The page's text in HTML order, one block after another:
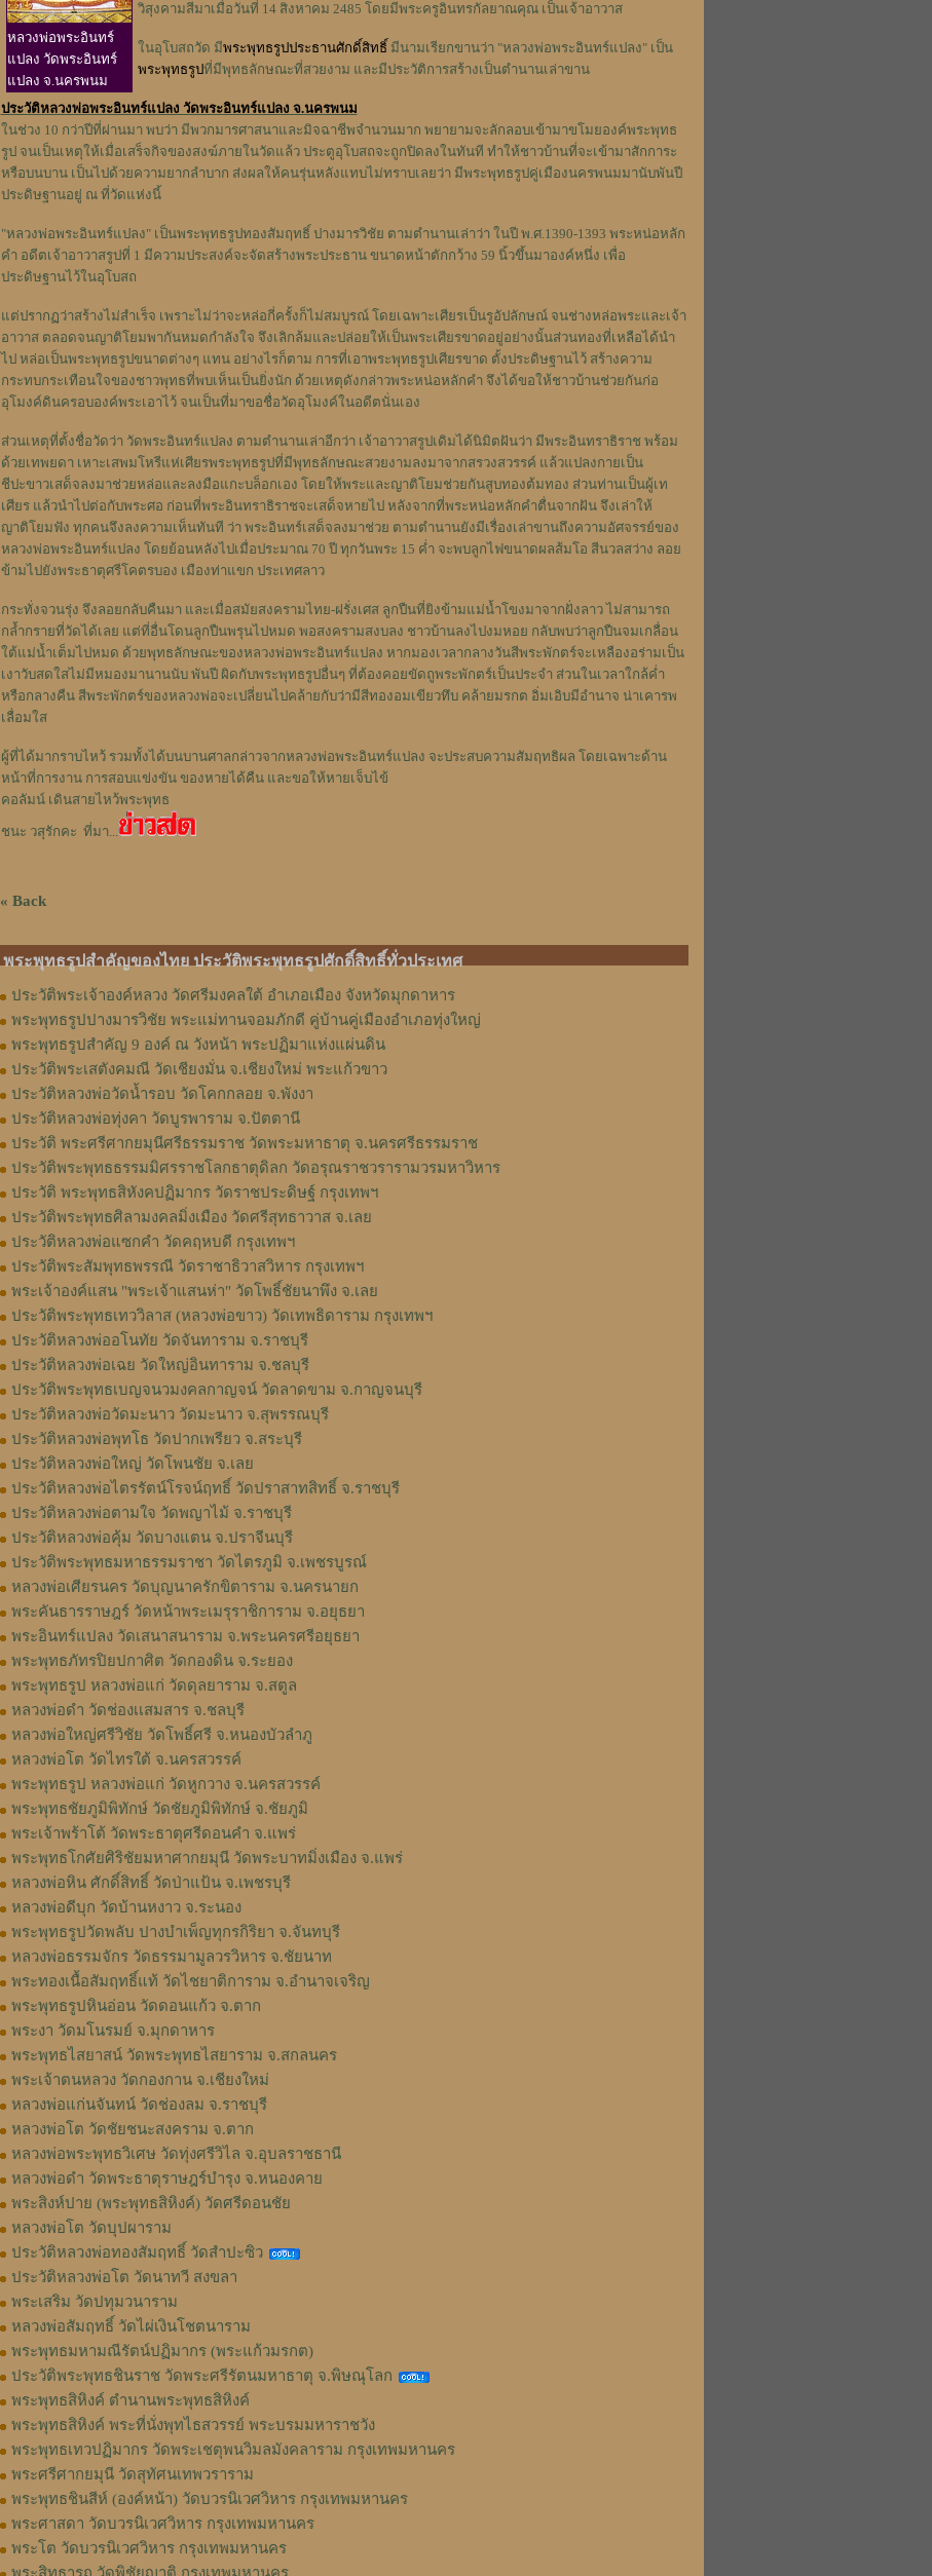
หลวงพ่อพระอินทร์
แปลง วัดพระอินทร์
แปลง จ.นครพนม
วิสุงคามสีมาเมื่อวันที่ 14 สิงหาคม 2485 โดยมีพระครูอินทรกัลยาณคุณ เป็นเจ้าอาวาส
ในอุโบสถวัด มีพระพุทธรูปประธานศักดิ์สิทธิ์ มีนามเรียกขานว่า "หลวงพ่อพระอินทร์แปลง" เป็น
พระพุทธรูปที่มีพุทธลักษณะที่สวยงาม และมีประวัติการสร้างเป็นตำนานเล่าขาน
ประวัติหลวงพ่อพระอินทร์แปลง วัดพระอินทร์แปลง จ.นครพนม
ในช่วง 10 กว่าปีที่ผ่านมา พบว่า มีพวกมารศาสนาและมิจฉาชีพจำนวนมาก พยายามจะลักลอบเข้ามาขโมยองค์พระพุทธ
รูป จนเป็นเหตุให้เมื่อเสร็จกิจของสงฆ์ภายในวัดแล้ว ประตูอุโบสถจะถูกปิดลงในทันที ทำให้ชาวบ้านที่จะเข้ามาสักการะ
หรือบนบาน เป็นไปด้วยความยากลำบาก ส่งผลให้คนรุ่นหลังแทบไม่ทราบเลยว่า มีพระพุทธรูปคู่เมืองนครพนมมานับพันปี
ประดิษฐานอยู่ ณ ที่วัดแห่งนี้
"หลวงพ่อพระอินทร์แปลง" เป็นพระพุทธรูปทองสัมฤทธิ์ ปางมารวิชัย ตามตำนานเล่าว่า ในปี พ.ศ.1390-1393 พระหน่อหลัก
คำ อดีตเจ้าอาวาสรูปที่ 1 มีความประสงค์จะจัดสร้างพระประธาน ขนาดหน้าตักกว้าง 59 นิ้วขึ้นมาองค์หนึ่ง เพื่อ
ประดิษฐานไว้ในอุโบสถ
แต่ปรากฏว่าสร้างไม่สำเร็จ เพราะไม่ว่าจะหล่อกี่ครั้งก็ไม่สมบูรณ์ โดยเฉพาะเศียรเป็นรูอัปลักษณ์ จนช่างหล่อพระและเจ้า
อาวาส ตลอดจนญาติโยมพากันหมดกำลังใจ จึงเลิกล้มและปล่อยให้เป็นพระเศียรขาดอยู่อย่างนั้นส่วนทองที่เหลือได้นำ
ไป หล่อเป็นพระพุทธรูปขนาดต่างๆ แทน อย่างไรก็ตาม การที่เอาพระพุทธรูปเศียรขาด ตั้งประดิษฐานไว้ สร้างความ
กระทบกระเทือนใจของชาวพุทธที่พบเห็นเป็นยิ่งนัก ด้วยเหตุดังกล่าวพระหน่อหลักคำ จึงได้ขอให้ชาวบ้านช่วยกันก่อ
อุโมงค์ดินครอบองค์พระเอาไว้ จนเป็นที่มาขอชื่อวัดอุโมงค์ในอดีตนั่นเอง
ส่วนเหตุที่ตั้งชื่อวัดว่า วัดพระอินทร์แปลง ตามตำนานเล่าอีกว่า เจ้าอาวาสรูปเดิมได้นิมิตฝันว่า มีพระอินทราธิราช พร้อม
ด้วยเทพยดา เหาะเสพมโหรีแห่เศียรพระพุทธรูปที่มีพุทธลักษณะสวยงามลงมาจากสรวงสวรรค์ แล้วแปลงกายเป็น
ชีปะขาวเสด็จลงมาช่วยหล่อและลงมือแกะบล็อกเอง โดยให้พระและญาติโยมช่วยกันสูบทองต้มทอง ส่วนท่านเป็นผู้เท
เศียร แล้วนำไปต่อกับพระศอ ก่อนที่พระอินทราธิราชจะเสด็จหายไป หลังจากที่พระหน่อหลักคำตื่นจากฝัน จึงเล่าให้
ญาติโยมฟัง ทุกคนจึงลงความเห็นทันที ว่า พระอินทร์เสด็จลงมาช่วย ตามตำนานยังมีเรื่องเล่าขานถึงความอัศจรรย์ของ
หลวงพ่อพระอินทร์แปลง โดยย้อนหลังไปเมื่อประมาณ 70 ปี ทุกวันพระ 15 ค่ำ จะพบลูกไฟขนาดผลส้มโอ สีนวลสว่าง ลอย
ข้ามไปยังพระธาตุศรีโคตรบอง เมืองท่าแขก ประเทศลาว
กระทั่งจวนรุ่ง จึงลอยกลับคืนมา และเมื่อสมัยสงครามไทย-ฝรั่งเศส ลูกปืนที่ยิงข้ามแม่น้ำโขงมาจากฝั่งลาว ไม่สามารถ
กล้ำกรายที่วัดได้เลย แต่ที่อื่นโดนลูกปืนพรุนไปหมด พอสงครามสงบลง ชาวบ้านลงไปงมหอย กลับพบว่าลูกปืนจมเกลื่อน
ใต้แม่น้ำเต็มไปหมด ด้วยพุทธลักษณะของหลวงพ่อพระอินทร์แปลง หากมองเวลากลางวันสีพระพักตร์จะเหลืองอร่ามเป็น
เงาวับสดใสไม่มีหมองมานานนับ พันปี ผิดกับพระพุทธรูปอื่นๆ ที่ต้องคอยขัดถูพระพักตร์เป็นประจำ ส่วนในเวลาใกล้ค่ำ
หรือกลางคืน สีพระพักตร์ของหลวงพ่อจะเปลี่ยนไปคล้ายกับว่ามีสีทองอมเขียวทึบ คล้ายมรกต อิ่มเอิบมีอำนาจ น่าเคารพ
เลื่อมใส
ผู้ที่ได้มากราบไหว้ รวมทั้งได้บนบานศาลกล่าวจากหลวงพ่อพระอินทร์แปลง จะประสบความสัมฤทธิผล โดยเฉพาะด้าน
หน้าที่การงาน การสอบแข่งขัน ของหายได้คืน และขอให้หายเจ็บไข้
คอลัมน์ เดินสายไหว้พระพุทธ
ชนะ วสุรักคะ ที่มา...
« Back
พระพุทธรูปสำคัญของไทย ประวัติพระพุทธรูปศักดิ์สิทธิ์ทั่วประเทศ
ประวัติพระเจ้าองค์หลวง วัดศรีมงคลใต้ อำเภอเมือง จังหวัดมุกดาหาร
พระพุทธรูปปางมารวิชัย พระแม่ทานจอมภักดี คู่บ้านคู่เมืองอำเภอทุ่งใหญ่
พระพุทธรูปสำคัญ 9 องค์ ณ วังหน้า พระปฏิมาแห่งแผ่นดิน
ประวัติพระเสตังคมณี วัดเชียงมั่น จ.เชียงใหม่ พระแก้วขาว
ประวัติหลวงพ่อวัดน้ำรอบ วัดโคกกลอย จ.พังงา
ประวัติหลวงพ่อทุ่งคา วัดบูรพาราม จ.ปัตตานี
ประวัติ พระศรีศากยมุนีศรีธรรมราช วัดพระมหาธาตุ จ.นครศรีธรรมราช
ประวัติพระพุทธธรรมมิศรราชโลกธาตุดิลก วัดอรุณราชวรารามวรมหาวิหาร
ประวัติ พระพุทธสิหังคปฏิมากร วัดราชประดิษฐ์ กรุงเทพฯ
ประวัติพระพุทธศิลามงคลมิ่งเมือง วัดศรีสุทธาวาส จ.เลย
ประวัติหลวงพ่อแซกคำ วัดคฤหบดี กรุงเทพฯ
ประวัติพระสัมพุทธพรรณี วัดราชาธิวาสวิหาร กรุงเทพฯ
พระเจ้าองค์แสน "พระเจ้าแสนห่า" วัดโพธิ์ชัยนาพึง จ.เลย
ประวัติพระพุทธเทววิลาส (หลวงพ่อขาว) วัดเทพธิดาราม กรุงเทพฯ
ประวัติหลวงพ่ออโนทัย วัดจันทาราม จ.ราชบุรี
ประวัติหลวงพ่อเฉย วัดใหญ่อินทาราม จ.ชลบุรี
ประวัติพระพุทธเบญจนวมงคลกาญจน์ วัดลาดขาม จ.กาญจนบุรี
ประวัติหลวงพ่อวัดมะนาว วัดมะนาว จ.สุพรรณบุรี
ประวัติหลวงพ่อพุทโธ วัดปากเพรียว จ.สระบุรี
ประวัติหลวงพ่อใหญ่ วัดโพนชัย จ.เลย
ประวัติหลวงพ่อไตรรัตน์โรจน์ฤทธิ์ วัดปราสาทสิทธิ์ จ.ราชบุรี
ประวัติหลวงพ่อตามใจ วัดพญาไม้ จ.ราชบุรี
ประวัติหลวงพ่อคุ้ม วัดบางแตน จ.ปราจีนบุรี
ประวัติพระพุทธมหาธรรมราชา วัดไตรภูมิ จ.เพชรบูรณ์
หลวงพ่อเศียรนคร วัดบุญนาครักขิตาราม จ.นครนายก
พระคันธารราษฎร์ วัดหน้าพระเมรุราชิการาม จ.อยุธยา
พระอินทร์แปลง วัดเสนาสนาราม จ.พระนครศรีอยุธยา
พระพุทธภัทรปิยปกาศิต วัดกองดิน จ.ระยอง
พระพุทธรูป หลวงพ่อแก่ วัดดุลยาราม จ.สตูล
หลวงพ่อดำ วัดช่องเเสมสาร จ.ชลบุรี
หลวงพ่อใหญ่ศรีวิชัย วัดโพธิ์ศรี จ.หนองบัวลำภู
หลวงพ่อโต วัดไทรใต้ จ.นครสวรรค์
พระพุทธรูป หลวงพ่อแก่ วัดหูกวาง จ.นครสวรรค์
พระพุทธชัยภูมิพิทักษ์ วัดชัยภูมิพิทักษ์ จ.ชัยภูมิ
พระเจ้าพร้าโต้ วัดพระธาตุศรีดอนคำ จ.แพร่
พระพุทธโกศัยศิริชัยมหาศากยมุนี วัดพระบาทมิ่งเมือง จ.แพร่
หลวงพ่อหิน ศักดิ์สิทธิ์ วัดป่าแป้น จ.เพชรบุรี
หลวงพ่อดีบุก วัดบ้านหงาว จ.ระนอง
พระพุทธรูปวัดพลับ ปางบำเพ็ญทุกรกิริยา จ.จันทบุรี
หลวงพ่อธรรมจักร วัดธรรมามูลวรวิหาร จ.ชัยนาท
พระทองเนื้อสัมฤทธิ์แท้ วัดไชยาติการาม จ.อำนาจเจริญ
พระพุทธรูปหินอ่อน วัดดอนแก้ว จ.ตาก
พระงา วัดมโนรมย์ จ.มุกดาหาร
พระพุทธไสยาสน์ วัดพระพุทธไสยาราม จ.สกลนคร
พระเจ้าตนหลวง วัดกองกาน จ.เชียงใหม่
หลวงพ่อแก่นจันทน์ วัดช่องลม จ.ราชบุรี
หลวงพ่อโต วัดชัยชนะสงคราม จ.ตาก
หลวงพ่อพระพุทธวิเศษ วัดทุ่งศรีวิไล จ.อุบลราชธานี
หลวงพ่อดำ วัดพระธาตุราษฎร์บำรุง จ.หนองคาย
พระสิงห์ปาย (พระพุทธสิหิงค์) วัดศรีดอนชัย
หลวงพ่อโต วัดบุปผาราม
ประวัติหลวงพ่อทองสัมฤทธิ์ วัดสำปะซิว
ประวัติหลวงพ่อโต วัดนาทวี สงขลา
พระเสริม วัดปทุมวนาราม
หลวงพ่อสัมฤทธิ์ วัดไผ่เงินโชตนาราม
พระพุทธมหามณีรัตน์ปฏิมากร (พระแก้วมรกต)
ประวัติพระพุทธชินราช วัดพระศรีรัตนมหาธาตุ จ.พิษณุโลก
พระพุทธสิหิงค์ ตำนานพระพุทธสิหิงค์
พระพุทธสิหิงค์ พระที่นั่งพุทไธสวรรย์ พระบรมมหาราชวัง
พระพุทธเทวปฏิมากร วัดพระเชตุพนวิมลมังคลาราม กรุงเทพมหานคร
พระศรีศากยมุนี วัดสุทัศนเทพวราราม
พระพุทธชินสีห์ (องค์หน้า) วัดบวรนิเวศวิหาร กรุงเทพมหานคร
พระศาสดา วัดบวรนิเวศวิหาร กรุงเทพมหานคร
พระโต วัดบวรนิเวศวิหาร กรุงเทพมหานคร